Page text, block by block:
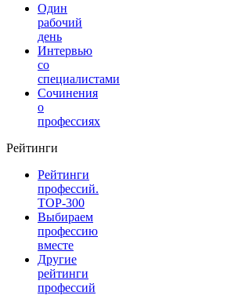
Один
рабочий
день
Интервью
со
специалистами
Сочинения
о
профессиях
Рейтинги
Рейтинги
профессий.
TOP-300
Выбираем
профессию
вместе
Другие
рейтинги
профессий